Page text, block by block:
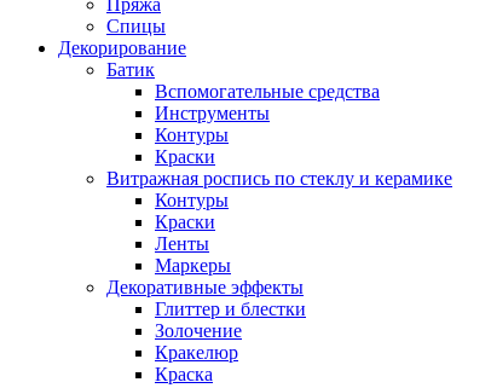
Пряжа
Спицы
Декорирование
Батик
Вспомогательные средства
Инструменты
Контуры
Краски
Витражная роспись по стеклу и керамике
Контуры
Краски
Ленты
Маркеры
Декоративные эффекты
Глиттер и блестки
Золочение
Кракелюр
Краска